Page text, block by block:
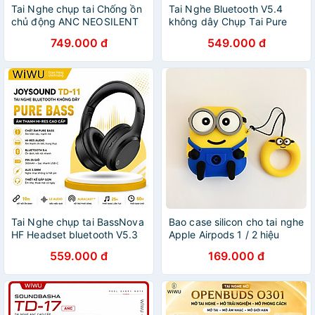
Tai Nghe chụp tai Chống ồn
chủ động ANC NEOSILENT
Solar TD-06 - -25dB, Driver
40mm Pin 300mAh
Bluetooth 5.3,Bass mạnh,
Spatial Audio sống động, Hi-
Res + LDAC nghe cực hay,
Pin lâu & sạc nhanh - Hàng
nhập khẩu
749.000 đ
Tai Nghe Bluetooth V5.4
không dây Chụp Tai Pure
JOYSOUND TD-11 - Pin
khủng, cổng AUX 3.5mm
nghe nhạc lossless chất
lượng cao - Hàng nhập khẩu
549.000 đ
Tai Nghe chụp tai BassNova
HF Headset bluetooth V5.3
JOYSOUND TD-11 - Pin
khủng, cổng AUX 3.5mm
cho iPhone iPad Samsung
Oppo - Pure Bass + Hi-Res
Audio, nghe nhạc 25 giờ,
559.000 đ
Bao case silicon cho tai nghe
Apple Airpods 1 / 2 hiệu
Minion, chống vân tay,
chống bám bẩn, vật liệu cao
cấp) - Hàng nhập khẩu
169.000 đ